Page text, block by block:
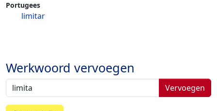
Portugees
limitar
Werkwoord vervoegen
Vervoegen